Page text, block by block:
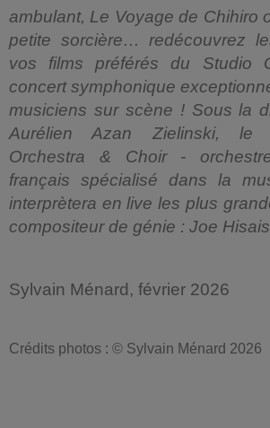
ambulant, Le Voyage de Chihiro
petite sorcière… redécouvrez
vos films préférés du Studio
concert symphonique
musiciens sur scène ! Sous la
Aurélien Azan Zielinski, le
Orchestra & Choir -
français spécialisé dans la
interprètera en live les plus
compositeur de génie : Joe
Sylvain Ménard, février 2026
Crédits photos : © Sylvain Ménard 2026